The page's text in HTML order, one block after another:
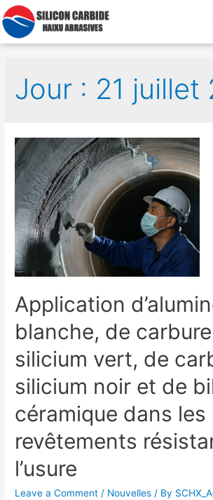
Jour : 21 juillet
Application
blanche, de
silicium vert, de
silicium noir et de
céramique dans les
revêtements
l’usure
Leave a Comment / Nouvelles / By